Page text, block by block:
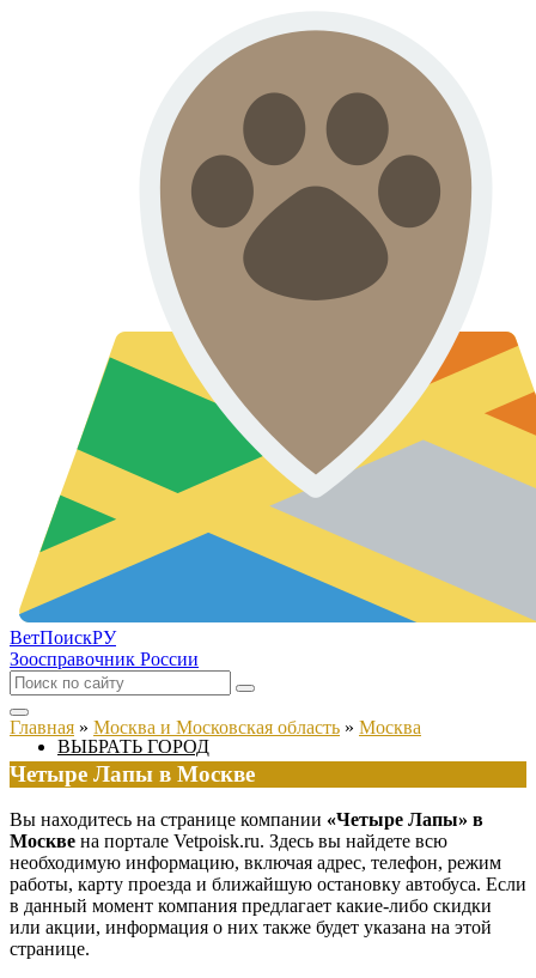
ВетПоискРУ
Зоосправочник России
ВЫБРАТЬ ГОРОД
Главная » Москва и Московская область » Москва
Четыре Лапы в Москве
Вы находитесь на странице компании «Четыре Лапы» в
Москве на портале Vetpoisk.ru. Здесь вы найдете всю
необходимую информацию, включая адрес, телефон, режим
работы, карту проезда и ближайшую остановку автобуса. Если
в данный момент компания предлагает какие-либо скидки
или акции, информация о них также будет указана на этой
странице.